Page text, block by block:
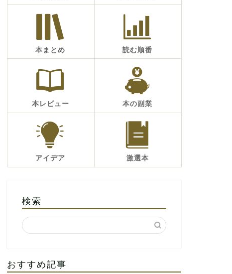
本まとめ 読む順番
本レビュー 本の副業
アイデア 激選本
検索
おすすめ記事